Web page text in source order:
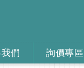
們 詢價專區